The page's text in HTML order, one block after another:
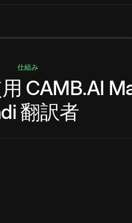
仕組み
CAMB.AI
翻訳者